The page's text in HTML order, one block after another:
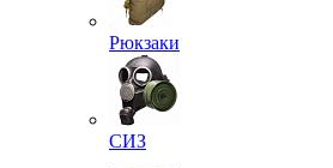
Рюкзаки
СИЗ